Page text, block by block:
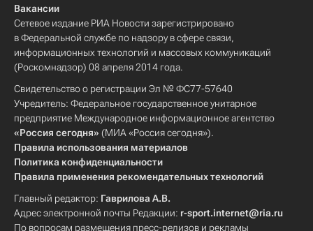
Вакансии
Сетевое издание РИА Новости зарегистрировано
в Федеральной службе по надзору в сфере связи,
информационных технологий и массовых коммуникаций
(Роскомнадзор) 08 апреля 2014 года.
Свидетельство о регистрации Эл № ФС77-57640
Учредитель: Федеральное государственное унитарное
предприятие Международное информационное агентство
«Россия сегодня» (МИА «Россия сегодня»).
Правила использования материалов
Политика конфиденциальности
Правила применения рекомендательных технологий
Главный редактор: Гаврилова А.В.
Адрес электронной почты Редакции: r-sport.internet@ria.ru
По вопросам размещения пресс-релизов и рекламы